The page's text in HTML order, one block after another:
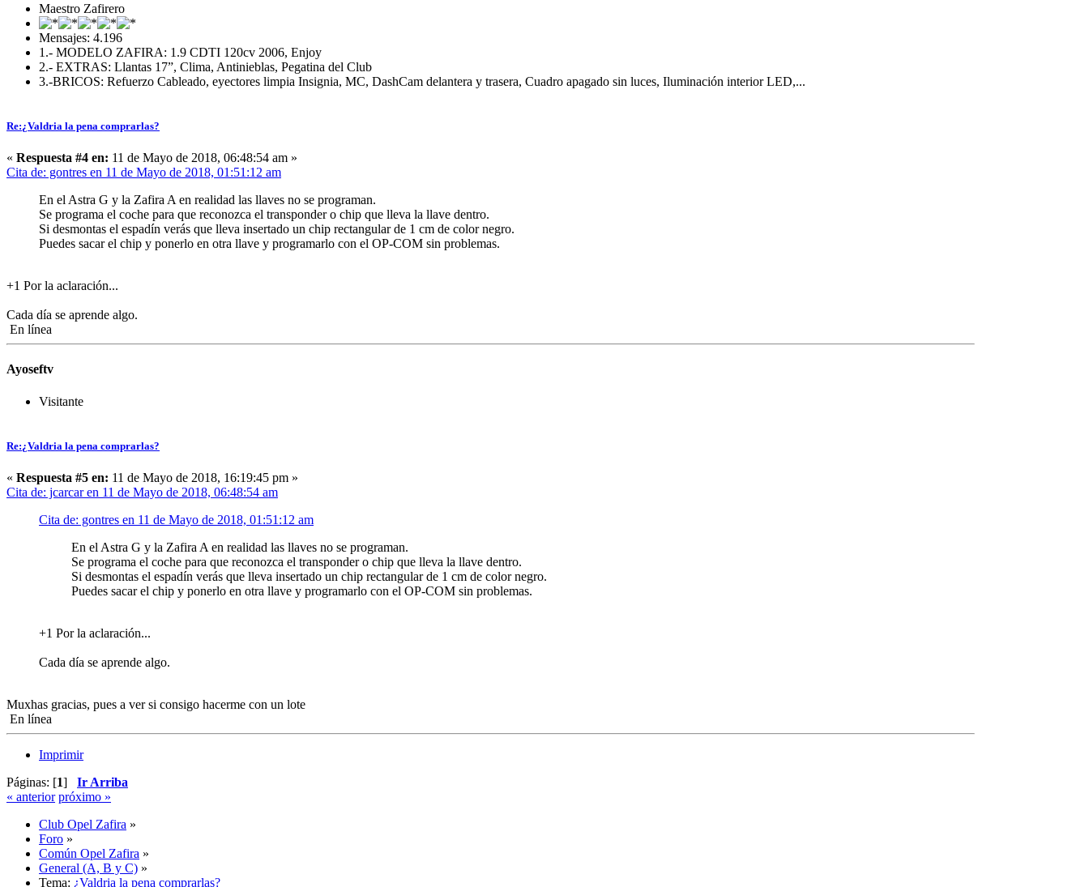
Maestro Zafirero
Mensajes: 4.196
1.- MODELO ZAFIRA: 1.9 CDTI 120cv 2006, Enjoy
2.- EXTRAS: Llantas 17”, Clima, Antinieblas, Pegatina del Club
3.-BRICOS: Refuerzo Cableado, eyectores limpia Insignia, MC, DashCam delantera y trasera, Cuadro apagado sin luces, Iluminación interior LED,...
Re:¿Valdria la pena comprarlas?
« Respuesta #4 en: 11 de Mayo de 2018, 06:48:54 am »
Cita de: gontres en 11 de Mayo de 2018, 01:51:12 am
En el Astra G y la Zafira A en realidad las llaves no se programan.
Se programa el coche para que reconozca el transponder o chip que lleva la llave dentro.
Si desmontas el espadín verás que lleva insertado un chip rectangular de 1 cm de color negro.
Puedes sacar el chip y ponerlo en otra llave y programarlo con el OP-COM sin problemas.
+1 Por la aclaración...
Cada día se aprende algo.
En línea
Ayoseftv
Visitante
Re:¿Valdria la pena comprarlas?
« Respuesta #5 en: 11 de Mayo de 2018, 16:19:45 pm »
Cita de: jcarcar en 11 de Mayo de 2018, 06:48:54 am
Cita de: gontres en 11 de Mayo de 2018, 01:51:12 am
En el Astra G y la Zafira A en realidad las llaves no se programan.
Se programa el coche para que reconozca el transponder o chip que lleva la llave dentro.
Si desmontas el espadín verás que lleva insertado un chip rectangular de 1 cm de color negro.
Puedes sacar el chip y ponerlo en otra llave y programarlo con el OP-COM sin problemas.
+1 Por la aclaración...
Cada día se aprende algo.
Muxhas gracias, pues a ver si consigo hacerme con un lote
En línea
Imprimir
Páginas: [1] Ir Arriba
« anterior próximo »
Club Opel Zafira »
Foro »
Común Opel Zafira »
General (A, B y C) »
Tema: ¿Valdria la pena comprarlas?